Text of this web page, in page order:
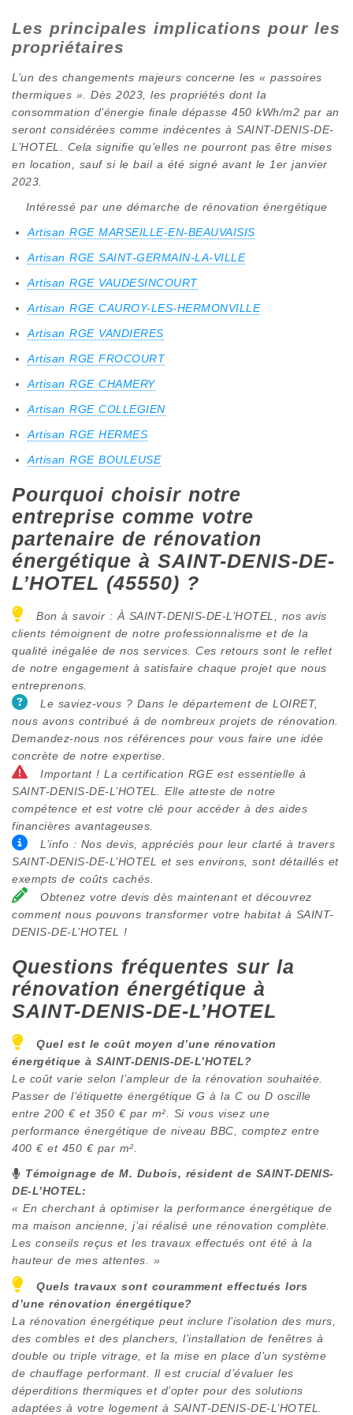
Les principales implications pour les
propriétaires
L’un des changements majeurs concerne les « passoires
thermiques ». Dès 2023, les propriétés dont la
consommation d’énergie finale dépasse 450 kWh/m2 par an
seront considérées comme indécentes à SAINT-DENIS-DE-
L’HOTEL. Cela signifie qu’elles ne pourront pas être mises
en location, sauf si le bail a été signé avant le 1er janvier
2023.
Intéressé par une démarche de rénovation énergétique
Artisan RGE MARSEILLE-EN-BEAUVAISIS
Artisan RGE SAINT-GERMAIN-LA-VILLE
Artisan RGE VAUDESINCOURT
Artisan RGE CAUROY-LES-HERMONVILLE
Artisan RGE VANDIERES
Artisan RGE FROCOURT
Artisan RGE CHAMERY
Artisan RGE COLLEGIEN
Artisan RGE HERMES
Artisan RGE BOULEUSE
Pourquoi choisir notre
entreprise comme votre
partenaire de rénovation
énergétique à SAINT-DENIS-DE-
L’HOTEL (45550) ?
Bon à savoir : À SAINT-DENIS-DE-L’HOTEL, nos avis
clients témoignent de notre professionnalisme et de la
qualité inégalée de nos services. Ces retours sont le reflet
de notre engagement à satisfaire chaque projet que nous
entreprenons.
Le saviez-vous ? Dans le département de LOIRET,
nous avons contribué à de nombreux projets de rénovation.
Demandez-nous nos références pour vous faire une idée
concrète de notre expertise.
Important ! La certification RGE est essentielle à
SAINT-DENIS-DE-L’HOTEL. Elle atteste de notre
compétence et est votre clé pour accéder à des aides
financières avantageuses.
L’info : Nos devis, appréciés pour leur clarté à travers
SAINT-DENIS-DE-L’HOTEL et ses environs, sont détaillés et
exempts de coûts cachés.
Obtenez votre devis dès maintenant et découvrez
comment nous pouvons transformer votre habitat à SAINT-
DENIS-DE-L’HOTEL !
Questions fréquentes sur la
rénovation énergétique à
SAINT-DENIS-DE-L’HOTEL
Quel est le coût moyen d’une rénovation
énergétique à SAINT-DENIS-DE-L’HOTEL?
Le coût varie selon l’ampleur de la rénovation souhaitée.
Passer de l’étiquette énergétique G à la C ou D oscille
entre 200 € et 350 € par m². Si vous visez une
performance énergétique de niveau BBC, comptez entre
400 € et 450 € par m².
Témoignage de M. Dubois, résident de SAINT-DENIS-
DE-L’HOTEL:
« En cherchant à optimiser la performance énergétique de
ma maison ancienne, j’ai réalisé une rénovation complète.
Les conseils reçus et les travaux effectués ont été à la
hauteur de mes attentes. »
Quels travaux sont couramment effectués lors
d’une rénovation énergétique?
La rénovation énergétique peut inclure l’isolation des murs,
des combles et des planchers, l’installation de fenêtres à
double ou triple vitrage, et la mise en place d’un système
de chauffage performant. Il est crucial d’évaluer les
déperditions thermiques et d’opter pour des solutions
adaptées à votre logement à SAINT-DENIS-DE-L’HOTEL